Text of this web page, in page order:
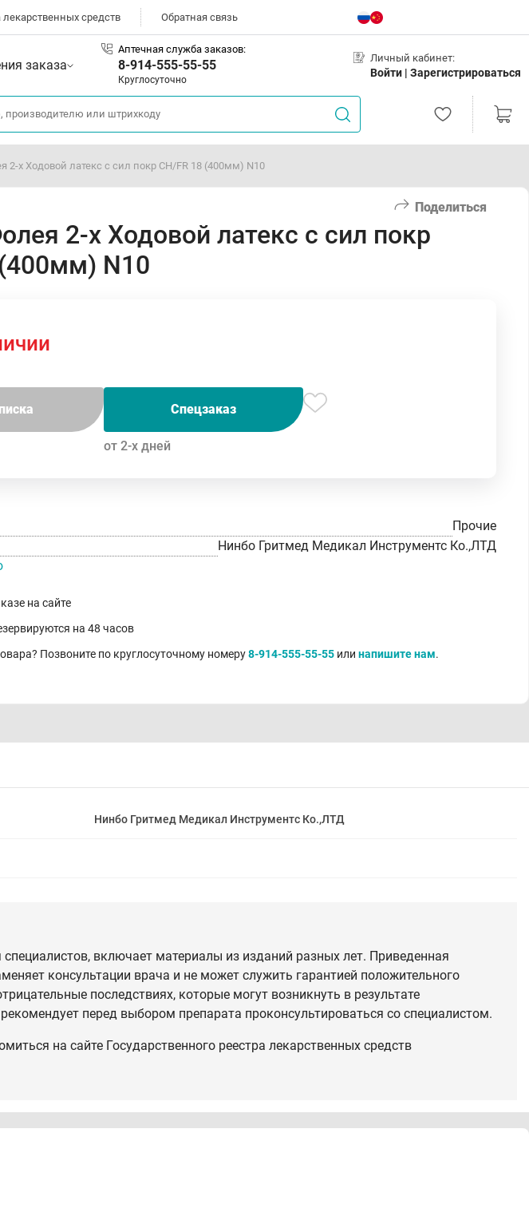
средств Обратная связь
заказа
Аптечная служба заказов:
8-914-555-55-55
Круглосуточно
Личный кабинет:
Войти | Зарегистрироваться
2-х Ходовой латекс с сил покр CH/FR 18 (400мм) N10
Поделиться
2-х Ходовой латекс с сил покр
N10
Спецзаказ
от 2-х дней
Прочие
Нинбо Гритмед Медикал Инструментс Ко.,ЛТД
на сайте
на 48 часов
Позвоните по круглосуточному номеру8-914-555-55-55 или напишите нам.
Нинбо Гритмед Медикал Инструментс Ко.,ЛТД
включает материалы из изданий разных лет. Приведенная
консультации врача и не может служить гарантией положительного
последствиях, которые могут возникнуть в результате
перед выбором препарата проконсультироваться со специалистом.
на сайте Государственного реестра лекарственных средств